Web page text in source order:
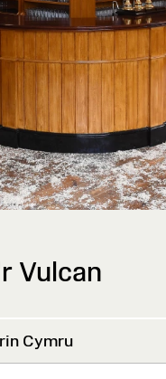
Vulcan
Cymru